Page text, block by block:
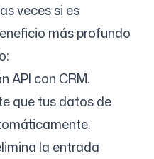
veces si es
más profundo
API con CRM.
que tus datos de
la entrada